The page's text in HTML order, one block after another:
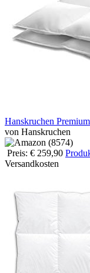
Hanskruchen
von Hanskruchen
Preis: € 259,90
Versandkosten